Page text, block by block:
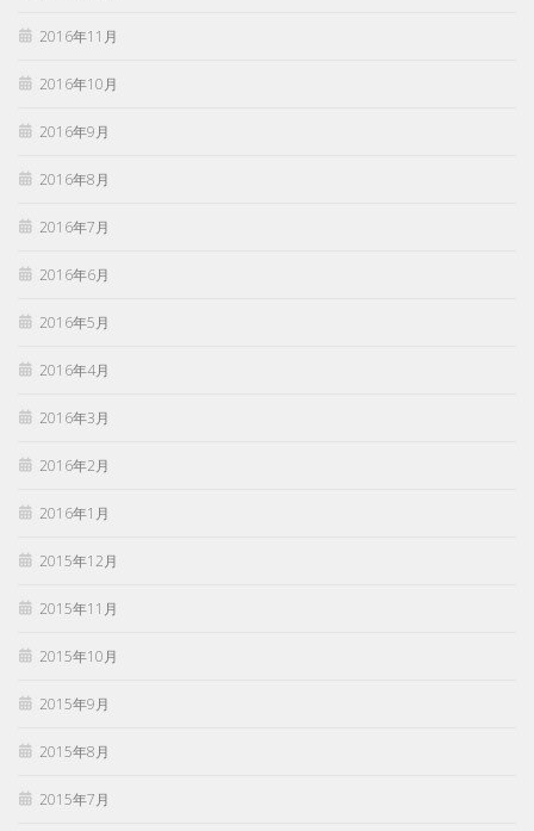
2016年11月
2016年10月
2016年9月
2016年8月
2016年7月
2016年6月
2016年5月
2016年4月
2016年3月
2016年2月
2016年1月
2015年12月
2015年11月
2015年10月
2015年9月
2015年8月
2015年7月